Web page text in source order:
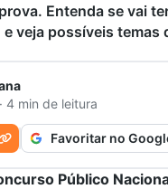
Entenda se vai
veja possíveis temas
4 min de leitura
Favoritar no
Público